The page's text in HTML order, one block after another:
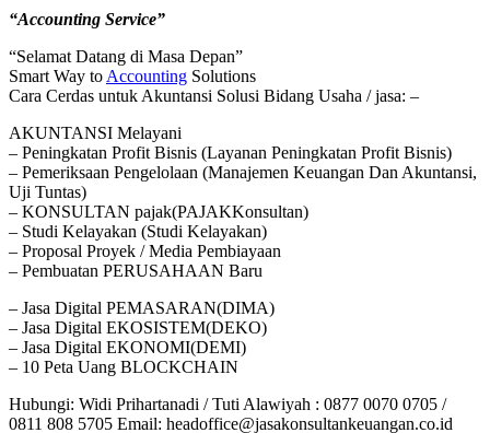
“Accounting Service”
“Selamat Datang di Masa Depan”
Smart Way to Accounting Solutions
Cara Cerdas untuk Akuntansi Solusi Bidang Usaha / jasa: –
AKUNTANSI Melayani
– Peningkatan Profit Bisnis (Layanan Peningkatan Profit Bisnis)
– Pemeriksaan Pengelolaan (Manajemen Keuangan Dan Akuntansi,
Uji Tuntas)
– KONSULTAN pajak(PAJAKKonsultan)
– Studi Kelayakan (Studi Kelayakan)
– Proposal Proyek / Media Pembiayaan
– Pembuatan PERUSAHAAN Baru
– Jasa Digital PEMASARAN(DIMA)
– Jasa Digital EKOSISTEM(DEKO)
– Jasa Digital EKONOMI(DEMI)
– 10 Peta Uang BLOCKCHAIN
Hubungi: Widi Prihartanadi / Tuti Alawiyah : 0877 0070 0705 /
0811 808 5705 Email: headoffice@jasakonsultankeuangan.co.id